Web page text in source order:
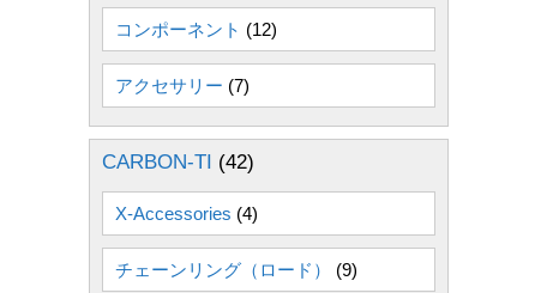
コンポーネント (12)
アクセサリー (7)
CARBON-TI (42)
X-Accessories (4)
チェーンリング（ロード） (9)